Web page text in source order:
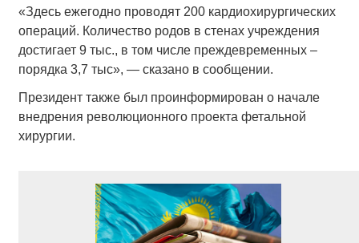
«Здесь ежегодно проводят 200 кардиохирургических
операций. Количество родов в стенах учреждения
достигает 9 тыс., в том числе преждевременных –
порядка 3,7 тыс», — сказано в сообщении.
Президент также был проинформирован о начале
внедрения революционного проекта фетальной
хирургии.